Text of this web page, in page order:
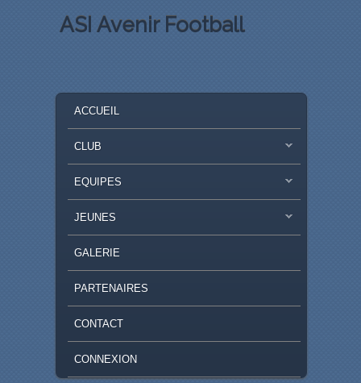
ASI Avenir Football
MASQUER LA NAVIGATION PRINCIPALE
MASQUER LA NAVIGATION SECONDAIRE
ACCUEIL
CLUB
EQUIPES
JEUNES
GALERIE
PARTENAIRES
CONTACT
CONNEXION